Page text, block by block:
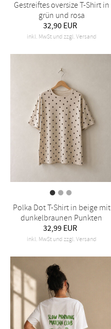
Gestreiftes oversize T-Shirt in
grün und rosa
32,90 EUR
inkl. MwSt und zzgl. Versand
Polka Dot T-Shirt in beige mit
dunkelbraunen Punkten
32,99 EUR
inkl. MwSt und zzgl. Versand